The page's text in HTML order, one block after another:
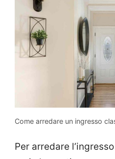
Come arredare un ingresso
Per arredare